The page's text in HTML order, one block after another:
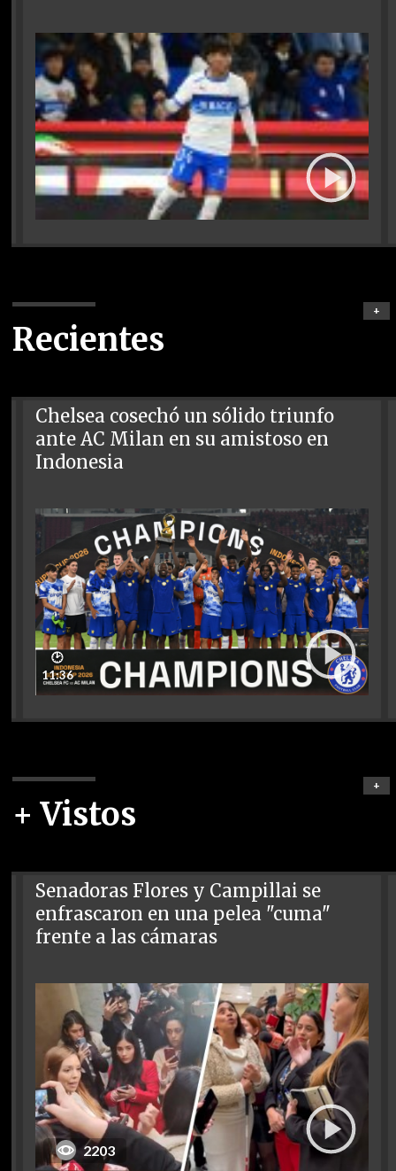
Recientes
+
Chelsea cosechó un sólido triunfo
ante AC Milan en su amistoso en
Indonesia
🕑
11:36
+ Vistos
+
Senadoras Flores y Campillai se
enfrascaron en una pelea "cuma"
frente a las cámaras
2203